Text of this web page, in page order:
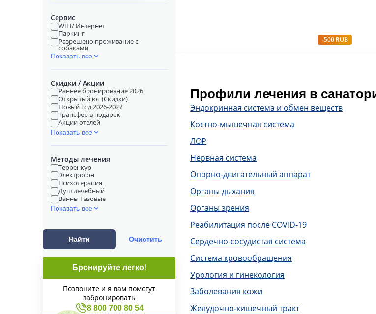
Сервис
WIFI/ Интернет
Паркинг
Разрешено проживание с
собаками
Показать все
Скидки / Акции
Раннее бронирование 2026
Открытый юг (Скидки)
Новый год 2026-2027
Трансфер в подарок
Акции отелей
Показать все
Методы лечения
Терренкур
Электросон
Психотерапия
Душ лечебный
Ванны Газовые
Показать все
Найти Очистить
Бронируйте легко!
Позвоните и я вам помогут
забронировать
8 800 700 80 54
-500 RUB
Профили лечения в
Эндокринная система и обмен веществ
Костно-мышечная система
ЛОР
Нервная система
Опорно-двигательный аппарат
Органы дыхания
Органы зрения
Реабилитация после COVID-19
Сердечно-сосудистая система
Система кровообращения
Урология и гинекология
Заболевания кожи
Желудочно-кишечный тракт